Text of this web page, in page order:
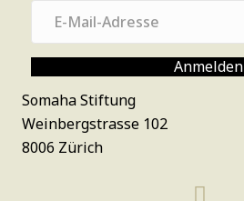
M
a
i
l
-
Anmelden
Somaha Stiftung
Weinbergstrasse 102
8006 Zürich